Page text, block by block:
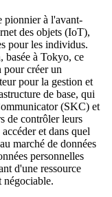
pionnier à l'avant-
des objets (IoT),
pour les individus.
basée à Tokyo, ce
pour créer un
pour la gestion et
de base, qui
(SKC) et
de contrôler leurs
et dans quel
marché de données
personnelles
d'une ressource
négociable.